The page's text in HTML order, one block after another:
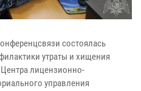
состоялась
утраты и хищения
лицензионно-
управления